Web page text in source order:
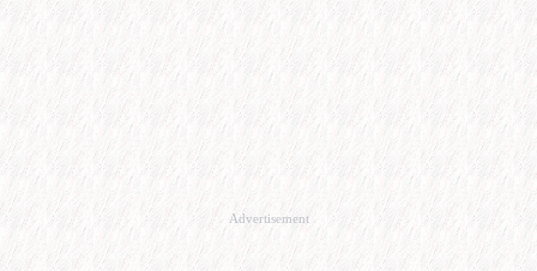
Advertisement